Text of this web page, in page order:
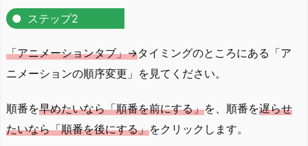
ステップ2
「アニメーションタブ」→タイミングのところにある「ア
ニメーションの順序変更」を見てください。
順番を早めたいなら「順番を前にする」を、順番を遅らせ
たいなら「順番を後にする」をクリックします。